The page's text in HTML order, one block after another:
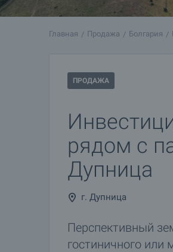
Главная Продажа Болгария
ПРОДАЖА
рядом с
Дупница
г. Дупница
Перспективный
гостиничного или